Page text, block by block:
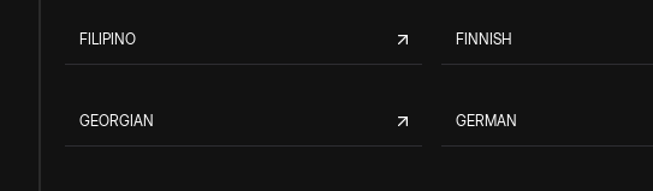
FILIPINO FINNISH
GEORGIAN GERMAN